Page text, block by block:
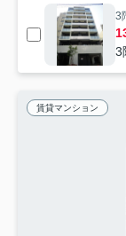
3
3
賃貸マンション